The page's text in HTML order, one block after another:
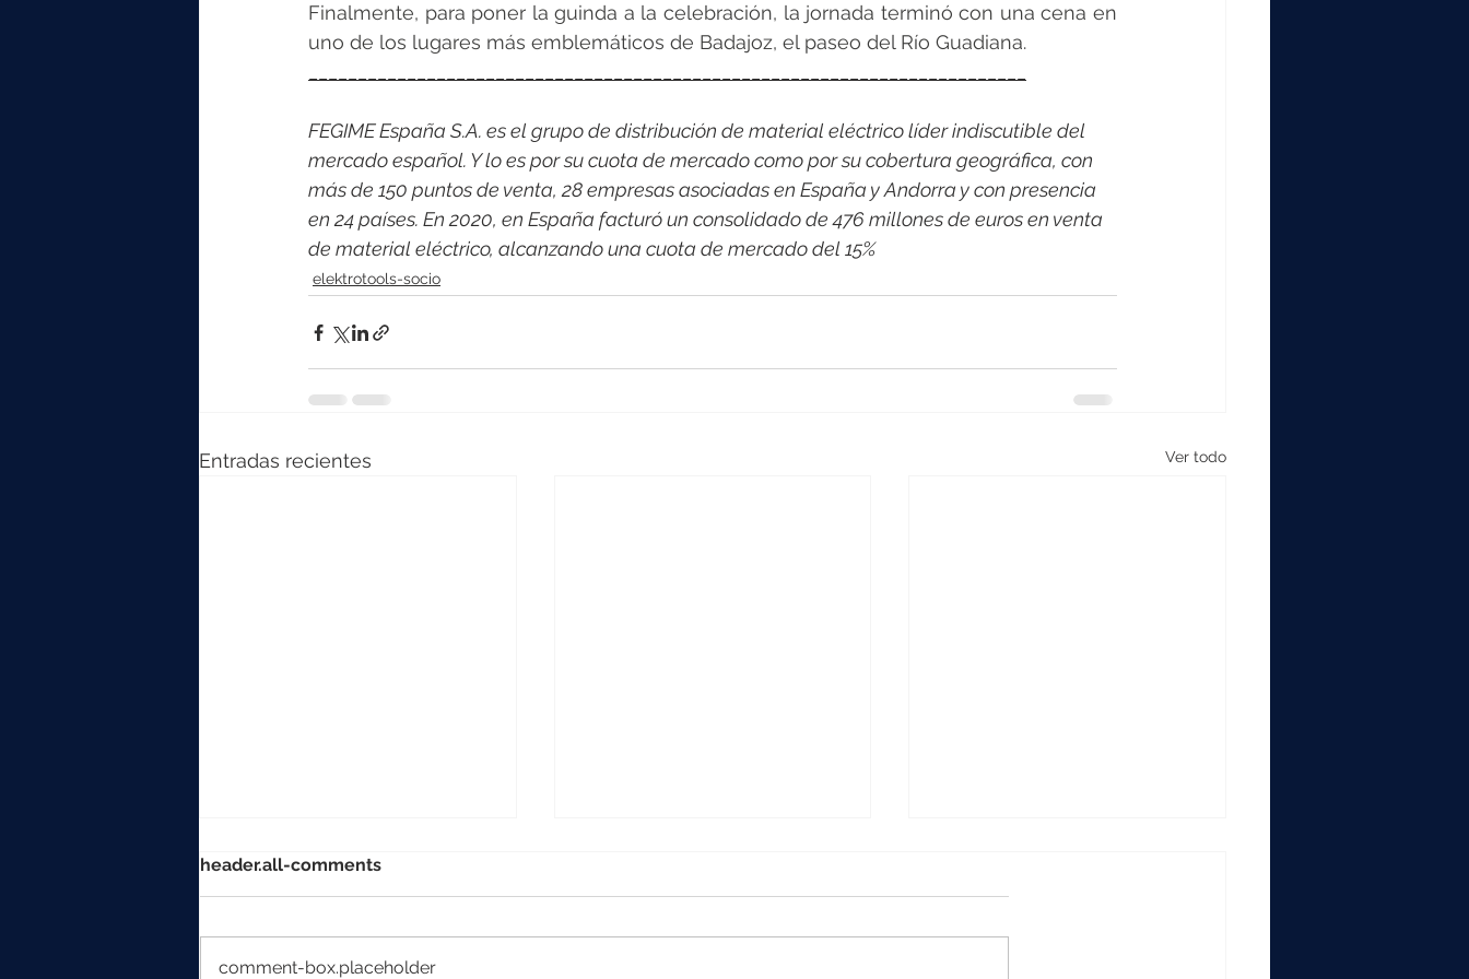
Finalmente, para poner la guinda a la celebración, la jornada terminó con una cena en
uno de los lugares más emblemáticos de Badajoz, el paseo del Río Guadiana.
FEGIME España S.A. es el grupo de distribución de material eléctrico líder indiscutible del
mercado español. Y lo es por su cuota de mercado como por su cobertura geográfica, con
más de 150 puntos de venta, 28 empresas asociadas en España y Andorra y con presencia
en 24 países. En 2020, en España facturó un consolidado de 476 millones de euros en venta
de material eléctrico, alcanzando una cuota de mercado del 15%
elektrotools-socio
Entradas recientes Ver todo
header.all-comments
comment-box.placeholder